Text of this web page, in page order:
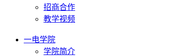
招商合作
教学视频
一电学院
学院简介